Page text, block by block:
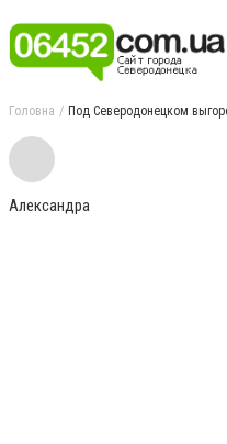
Головна Под Северодонецком
Александра